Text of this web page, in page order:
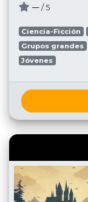
─ / 5
Ciencia-Ficción
Grupos grandes
Jóvenes